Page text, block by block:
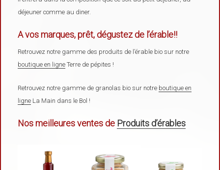
déjeuner comme au diner.
A vos marques, prêt, dégustez de l’érable!!
Retrouvez notre gamme des produits de l’érable bio sur notre
boutique en ligne Terre de pépites !
Retrouvez notre gamme de granolas bio sur notre boutique en
ligne La Main dans le Bol !
Nos meilleures ventes de Produits d’érables